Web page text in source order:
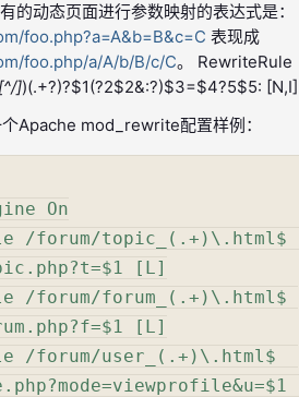
的动态页面进行参数映射的表达式是：
foo.php?a=A&b=B&c=C 表现成
foo.php/a/A/b/B/c/C。 RewriteRule
])(.+?)?$1(?2$2&:?)$3=$4?5$5: [N,I]
Apache mod_rewrite配置样例：
[L]
[L]